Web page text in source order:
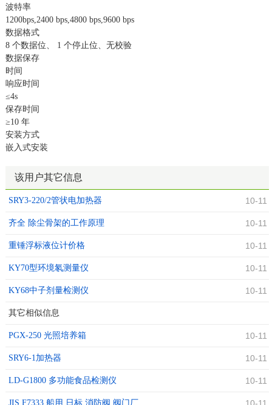
波特率
1200bps,2400 bps,4800 bps,9600 bps
数据格式
8 个数据位、 1 个停止位、无校验
数据保存
时间
响应时间
≤4s
保存时间
≥10 年
安装方式
嵌入式安装
该用户其它信息
SRY3-220/2管状电加热器 10-11
齐全 除尘骨架的工作原理 10-11
重锤浮标液位计价格 10-11
KY70型环境氡测量仪 10-11
KY68中子剂量检测仪 10-11
其它相似信息
PGX-250 光照培养箱 10-11
SRY6-1加热器 10-11
LD-G1800 多功能食品检测仪 10-11
JIS F7333 船用 日标 消防阀 阀门厂